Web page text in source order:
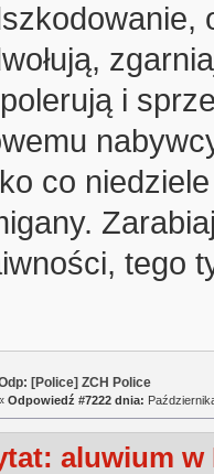
i
co niedziele
tego
[Police] ZCH Police
Odpowiedź #7222 dnia:
aluwium w